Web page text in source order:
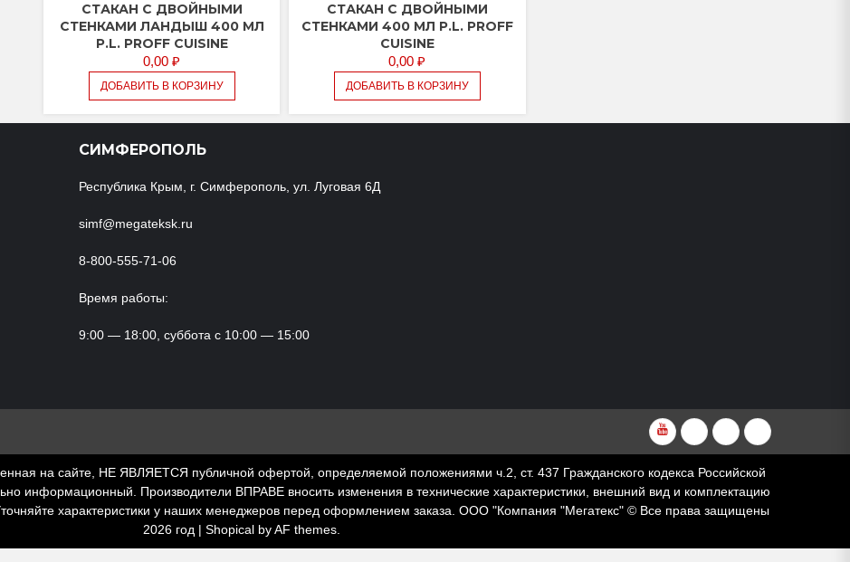
СТАКАН С ДВОЙНЫМИ
СТЕНКАМИ ЛАНДЫШ 400 МЛ
P.L. PROFF CUISINE
0,00₽
ДОБАВИТЬ В КОРЗИНУ
СТАКАН С ДВОЙНЫМИ
СТЕНКАМИ 400 МЛ P.L. PROFF
CUISINE
0,00₽
ДОБАВИТЬ В КОРЗИНУ
СИМФЕРОПОЛЬ
Республика Крым, г. Симферополь, ул. Луговая 6Д
simf@megateksk.ru
8-800-555-71-06
Время работы:
9:00 — 18:00, суббота с 10:00 — 15:00
YouTubeVKvideoRuTubeDzen
на сайте, НЕ ЯВЛЯЕТСЯ публичной офертой, определяемой положениями ч.2, ст. 437 Гражданского кодекса Российской
информационный. Производители ВПРАВЕ вносить изменения в технические характеристики, внешний вид и комплектацию
характеристики у наших менеджеров перед оформлением заказа. ООО "Компания "Мегатекс" © Все права защищены
2026 год | Shopical by AF themes.